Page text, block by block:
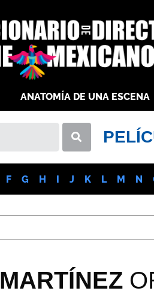
ANATOMÍA DE UNA ESCENA
F G H I J K L M N
MARTÍNEZ